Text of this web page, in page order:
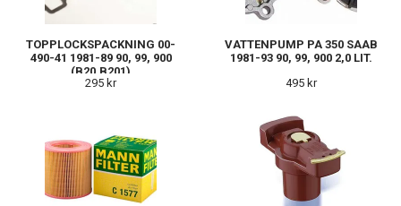
TOPPLOCKSPACKNING 00-
490-41 1981-89 90, 99, 900
(B20,B201)
295 kr
VATTENPUMP PA 350 SAAB
1981-93 90, 99, 900 2,0 LIT.
495 kr